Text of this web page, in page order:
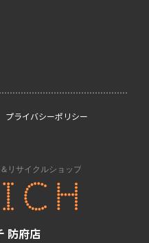
防府店
プライバシーポリシー